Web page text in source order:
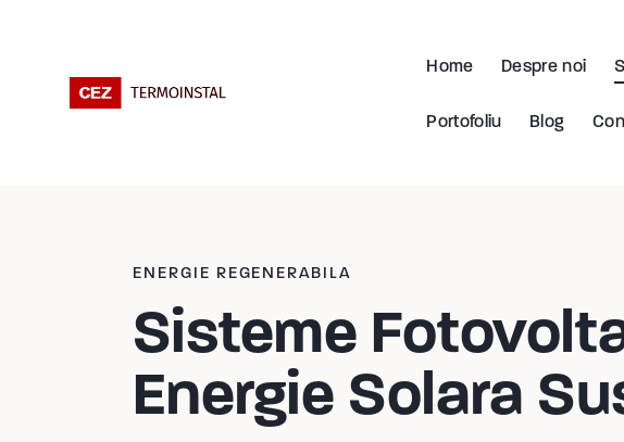
Home Despre noi
Portofoliu Blog
ENERGIE REGENERABILA
Sisteme
Energie Solara